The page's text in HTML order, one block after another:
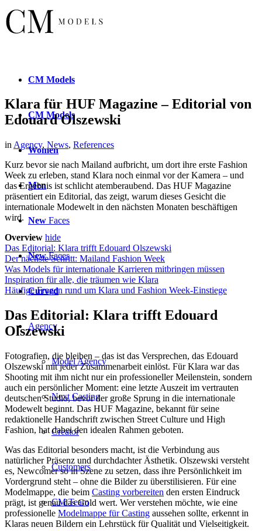
CM Models
CM Models
Women
Men
New Faces
NewFaces
Curved
Agency
Model Agency
Next Casting
Creator
Customers
CM Team
Klara für HUF Magazine – Editorial von
Edouard Olszewski
in Agency, News, References
Kurz bevor sie nach Mailand aufbricht, um dort ihre erste Fashion
Week zu erleben, stand Klara noch einmal vor der Kamera – und
das Ergebnis ist schlicht atemberaubend. Das HUF Magazine
präsentiert ein Editorial, das zeigt, warum dieses Gesicht die
internationale Modewelt in den nächsten Monaten beschäftigen
wird.
Overview hide
Das Editorial: Klara trifft Edouard Olszewski
Der nächste Schritt: Mailand Fashion Week
Was Models für internationale Karrieren mitbringen müssen
Inspiration für alle, die träumen wie Klara
Häufige Fragen rund um Klara und Fashion Week-Einstiege
Das Editorial: Klara trifft Edouard
Olszewski
Fotografien, die bleiben – das ist das Versprechen, das Edouard
Olszewski mit jeder Zusammenarbeit einlöst. Für Klara war das
Shooting mit ihm nicht nur ein professioneller Meilenstein, sondern
auch ein persönlicher Moment: eine letzte Auszeit im vertrauten
deutschen Studio, bevor der große Sprung in die internationale
Modewelt beginnt. Das HUF Magazine, bekannt für seine
redaktionelle Handschrift zwischen Street Culture und High
Fashion, hat dabei den idealen Rahmen geboten.
Was das Editorial besonders macht, ist die Verbindung aus
natürlicher Präsenz und durchdachter Ästhetik. Olszewski versteht
es, Newcomer so in Szene zu setzen, dass ihre Persönlichkeit im
Vordergrund steht – ohne die Bilder zu überstilisieren. Für eine
Modelmappe, die beim Casting vorbereiten den ersten Eindruck
prägt, ist genau das Gold wert. Wer verstehen möchte, wie eine
professionelle Modelmappe für Casting aussehen sollte, erkennt in
Klaras neuen Bildern ein Lehrstück für Qualität und Vielseitigkeit.